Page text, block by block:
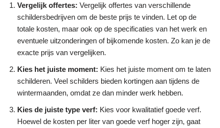
Vergelijk offertes: Vergelijk offertes van verschillende
schildersbedrijven om de beste prijs te vinden. Let op de
totale kosten, maar ook op de specificaties van het werk en
eventuele uitzonderingen of bijkomende kosten. Zo kan je de
exacte prijs van vergelijken.
Kies het juiste moment: Kies het juiste moment om te laten
schilderen. Veel schilders bieden kortingen aan tijdens de
wintermaanden, omdat ze dan minder werk hebben.
Kies de juiste type verf: Kies voor kwalitatief goede verf.
Hoewel de kosten per liter van goede verf hoger zijn, gaat